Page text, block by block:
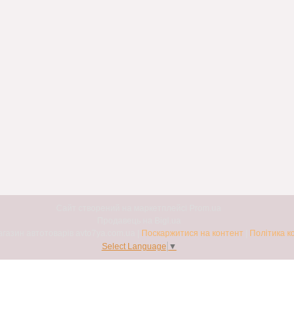
Поскаржитися на контент
Політика
Select Language ▼